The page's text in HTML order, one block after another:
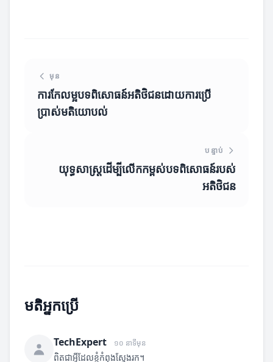
មុន
ការកែលម្អបទពិសោធន៍អតិថិជនដោយការប្រើ
ប្រាស់មតិយោបល់
បន្ទាប់
យុទ្ធសាស្ត្រដើម្បីលើកកម្ពស់បទពិសោធន៍របស់
អតិថិជន
មតិអ្នកប្រើ
TechExpert ១០ នាទីមុន
ពិតជាអ្វីដែលខ្ញុំកំពុងស្វែងរក។